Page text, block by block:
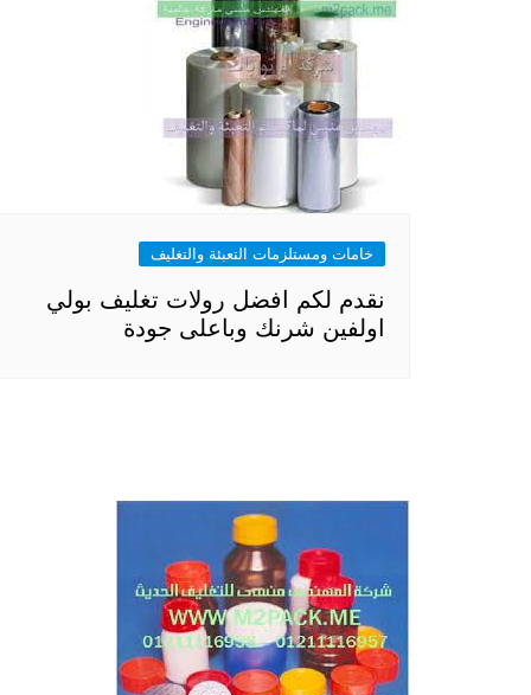
خامات ومستلزمات التعبئة والتغليف
نقدم لكم افضل رولات تغليف بولي
اولفين شرنك وباعلى جودة